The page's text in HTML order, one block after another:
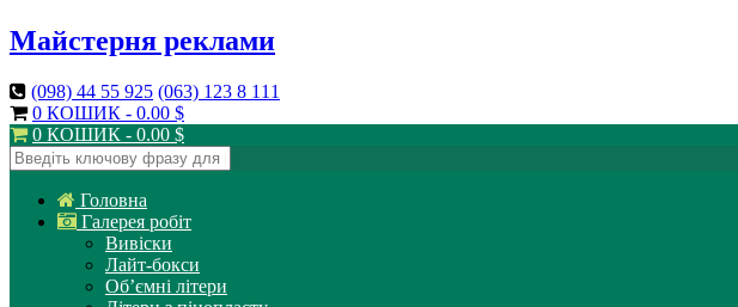
Майстерня реклами
(098) 44 55 925 (063) 123 8 111
0 КОШИК - 0.00 $
0 КОШИК - 0.00 $
Головна
Галерея робіт
Вивіски
Лайт-бокси
Об’ємні літери